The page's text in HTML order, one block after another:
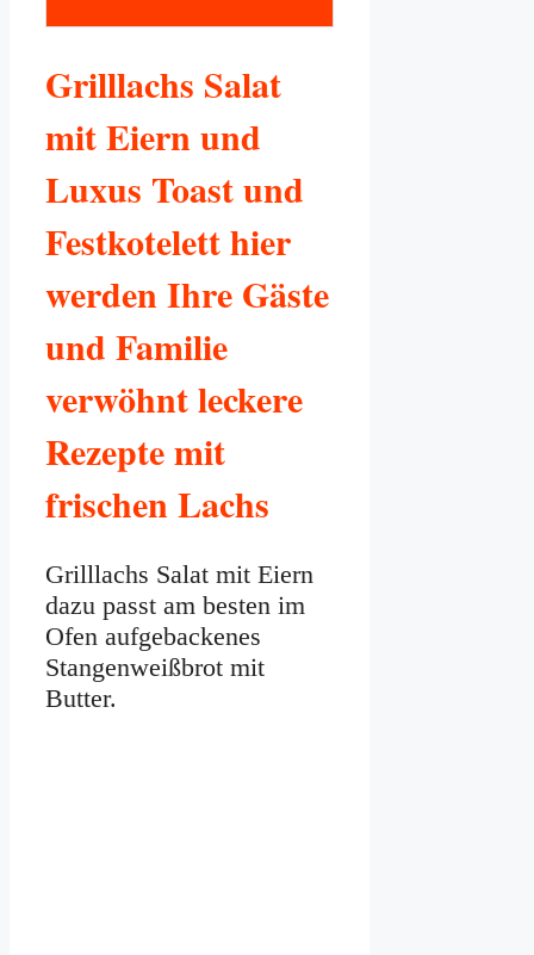
Grilllachs Salat
mit Eiern und
Luxus Toast und
Festkotelett hier
werden Ihre Gäste
und Familie
verwöhnt leckere
Rezepte mit
frischen Lachs
Grilllachs Salat mit Eiern
dazu passt am besten im
Ofen aufgebackenes
Stangenweißbrot mit
Butter.